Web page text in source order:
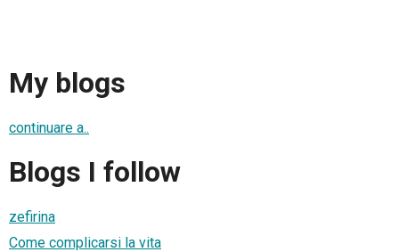
My blogs
continuare a..
Blogs I follow
zefirina
Come complicarsi la vita